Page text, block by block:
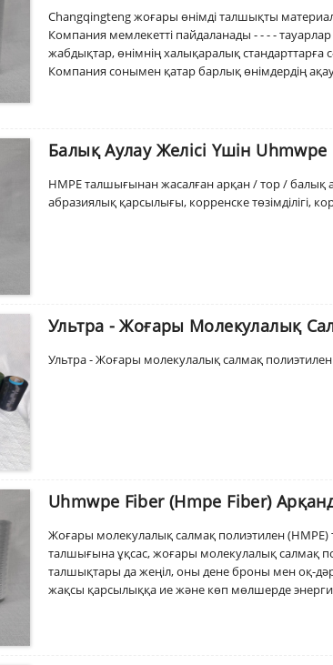
Changqingteng жоғары өнімді талшықты
Компания мемлекетті пайдаланады - - - -
жабдықтар, өнімнің халықаралық стандарттарға
Компания сонымен қатар барлық өнімдердің
Балық Аулау Желісі Үшін
HMPE талшығынан жасалған арқан / тор / балық
абразиялық қарсылығы, корренске төзімділігі,
Ультра - Жоғары Молекулалық
Ультра - Жоғары молекулалық салмақ
Uhmwpe Fiber (hmpe Fiber)
Жоғары молекулалық салмақ полиэтилен (HMPE)
талшығына ұқсас, жоғары молекулалық салмақ
талшықтары да жеңіл, оны дене броны мен оқ-
жақсы қарсылыққа ие және көп мөлшерде